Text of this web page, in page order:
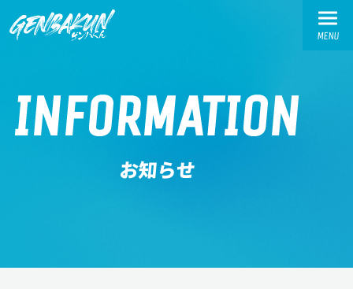
トップ
ゲンバくんとは
交流会実績
MENU
お知らせ
INFORMATION